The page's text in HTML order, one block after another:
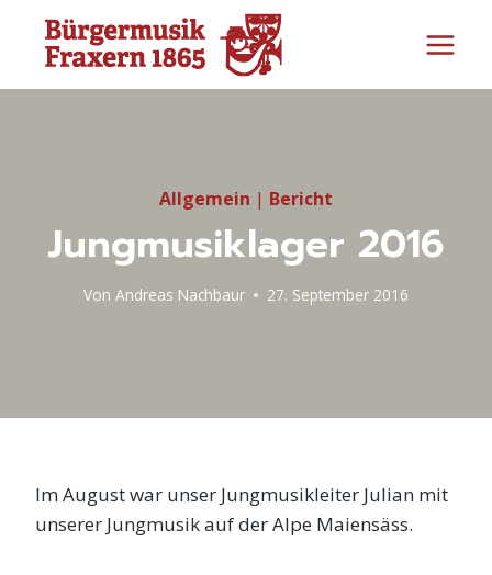
Inhalt
springen
Allgemein | Bericht
Jungmusiklager 2016
Von Andreas Nachbaur 27. September 2016
Im August war unser Jungmusikleiter Julian mit
unserer Jungmusik auf der Alpe Maiensäss.